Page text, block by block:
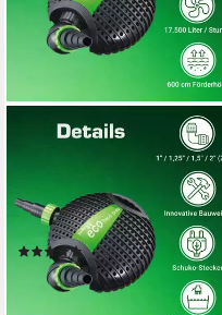
INTERGARDEN
600cm Förderhöhe, 220W,
Motorschutz
(2)
109,90 €
lieferbar - in 2-3 Werktagen bei dir